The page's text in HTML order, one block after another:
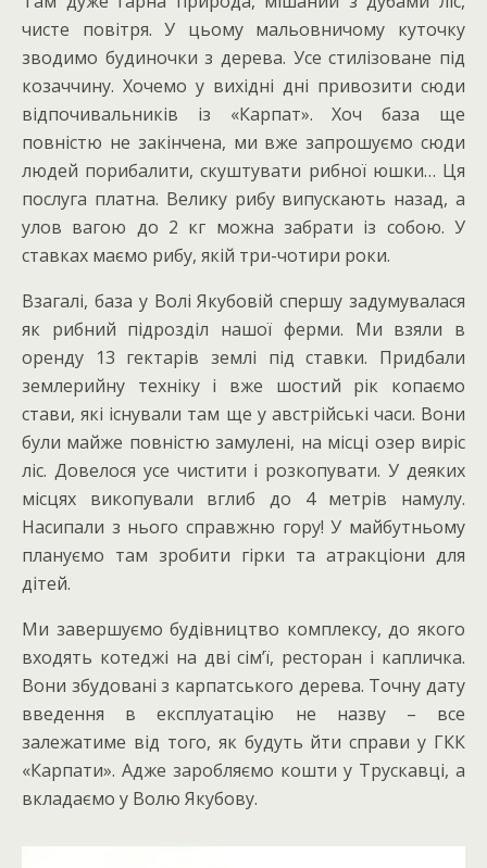
чисте повітря. У цьому мальовничому куточку
зводимо будиночки з дерева. Усе стилізоване під
козаччину. Хочемо у вихідні дні привозити сюди
відпочивальників із «Карпат». Хоч база ще
повністю не закінчена, ми вже запрошуємо сюди
людей порибалити, скуштувати рибної юшки… Ця
послуга платна. Велику рибу випускають назад, а
улов вагою до 2 кг можна забрати із собою. У
ставках маємо рибу, якій три-чотири роки.
Взагалі, база у Волі Якубовій спершу задумувалася
як рибний підрозділ нашої ферми. Ми взяли в
оренду 13 гектарів землі під ставки. Придбали
землерийну техніку і вже шостий рік копаємо
стави, які існували там ще у австрійські часи. Вони
були майже повністю замулені, на місці озер виріс
ліс. Довелося усе чистити і розкопувати. У деяких
місцях викопували вглиб до 4 метрів намулу.
Насипали з нього справжню гору! У майбутньому
плануємо там зробити гірки та атракціони для
дітей.
Ми завершуємо будівництво комплексу, до якого
входять котеджі на дві сім’ї, ресторан і капличка.
Вони збудовані з карпатського дерева. Точну дату
введення в експлуатацію не назву – все
залежатиме від того, як будуть йти справи у ГКК
«Карпати». Адже заробляємо кошти у Трускавці, а
вкладаємо у Волю Якубову.